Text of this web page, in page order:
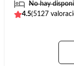
No hay
4.5(5127